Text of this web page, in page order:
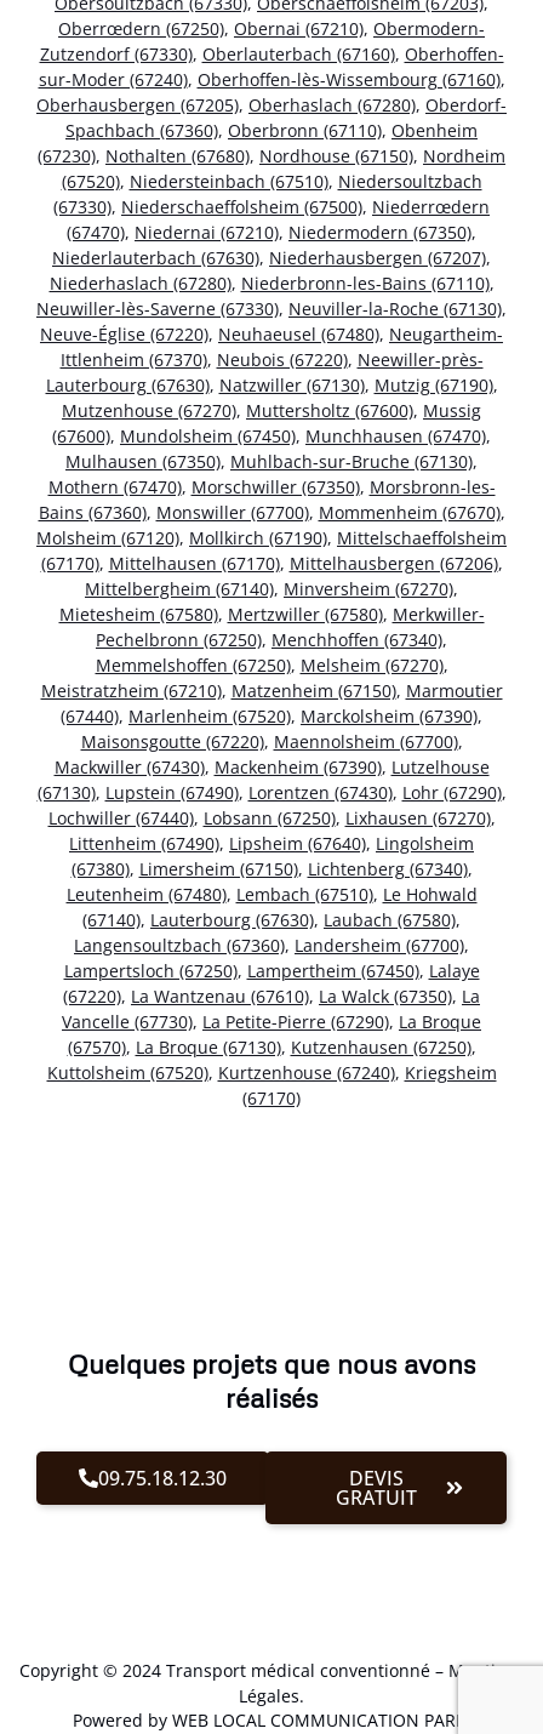
Oberrœdern (67250), Obernai (67210), Obermodern-
Zutzendorf (67330), Oberlauterbach (67160), Oberhoffen-
sur-Moder (67240), Oberhoffen-lès-Wissembourg (67160),
Oberhausbergen (67205), Oberhaslach (67280), Oberdorf-
Spachbach (67360), Oberbronn (67110), Obenheim
(67230), Nothalten (67680), Nordhouse (67150), Nordheim
(67520), Niedersteinbach (67510), Niedersoultzbach
(67330), Niederschaeffolsheim (67500), Niederrœdern
(67470), Niedernai (67210), Niedermodern (67350),
Niederlauterbach (67630), Niederhausbergen (67207),
Niederhaslach (67280), Niederbronn-les-Bains (67110),
Neuwiller-lès-Saverne (67330), Neuviller-la-Roche (67130),
Neuve-Église (67220), Neuhaeusel (67480), Neugartheim-
Ittlenheim (67370), Neubois (67220), Neewiller-près-
Lauterbourg (67630), Natzwiller (67130), Mutzig (67190),
Mutzenhouse (67270), Muttersholtz (67600), Mussig
(67600), Mundolsheim (67450), Munchhausen (67470),
Mulhausen (67350), Muhlbach-sur-Bruche (67130),
Mothern (67470), Morschwiller (67350), Morsbronn-les-
Bains (67360), Monswiller (67700), Mommenheim (67670),
Molsheim (67120), Mollkirch (67190), Mittelschaeffolsheim
(67170), Mittelhausen (67170), Mittelhausbergen (67206),
Mittelbergheim (67140), Minversheim (67270),
Mietesheim (67580), Mertzwiller (67580), Merkwiller-
Pechelbronn (67250), Menchhoffen (67340),
Memmelshoffen (67250), Melsheim (67270),
Meistratzheim (67210), Matzenheim (67150), Marmoutier
(67440), Marlenheim (67520), Marckolsheim (67390),
Maisonsgoutte (67220), Maennolsheim (67700),
Mackwiller (67430), Mackenheim (67390), Lutzelhouse
(67130), Lupstein (67490), Lorentzen (67430), Lohr (67290),
Lochwiller (67440), Lobsann (67250), Lixhausen (67270),
Littenheim (67490), Lipsheim (67640), Lingolsheim
(67380), Limersheim (67150), Lichtenberg (67340),
Leutenheim (67480), Lembach (67510), Le Hohwald
(67140), Lauterbourg (67630), Laubach (67580),
Langensoultzbach (67360), Landersheim (67700),
Lampertsloch (67250), Lampertheim (67450), Lalaye
(67220), La Wantzenau (67610), La Walck (67350), La
Vancelle (67730), La Petite-Pierre (67290), La Broque
(67570), La Broque (67130), Kutzenhausen (67250),
Kuttolsheim (67520), Kurtzenhouse (67240), Kriegsheim
(67170)
Quelques projets que nous avons
réalisés
09.75.18.12.30 DEVIS
GRATUIT
Copyright © 2024 Transport médical conventionné – Mentions
Légales.
Powered by WEB LOCAL COMMUNICATION PARIS